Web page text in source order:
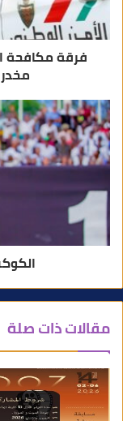
فرقة مكافحة
مقالات ذات صلة